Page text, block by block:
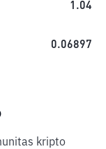
1.04
0.06897
kripto